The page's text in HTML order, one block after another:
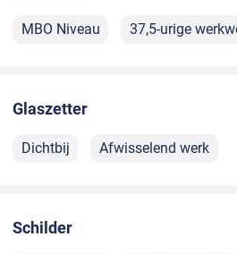
MBO Niveau 37,5-urige
Glaszetter
Dichtbij Afwisselend werk
Schilder